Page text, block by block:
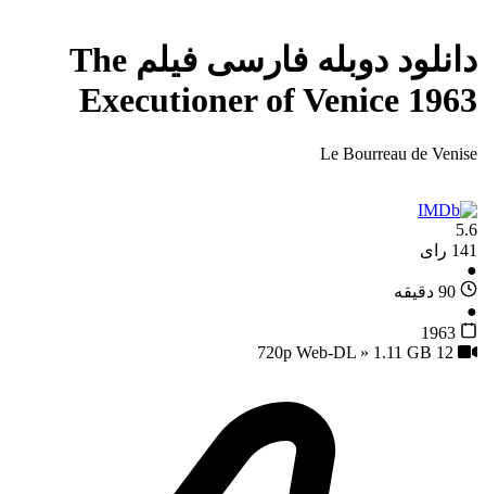
دانلود دوبله فارسی فیلم The
Executioner of Venice 1963
Le Bourreau de Venise
5.6
141 رای
●
90 دقیقه
●
1963
12